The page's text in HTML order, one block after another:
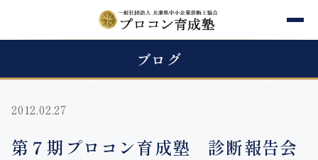
ブログ
2012.02.27
第７期プロコン育成塾 診断報告会